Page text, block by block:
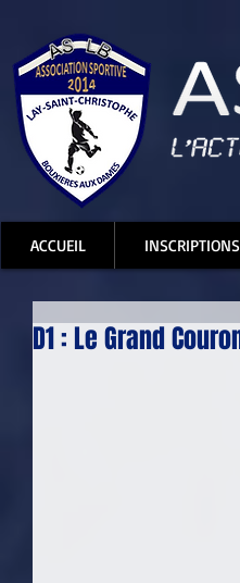
ACCUEIL
D1 : Le Grand